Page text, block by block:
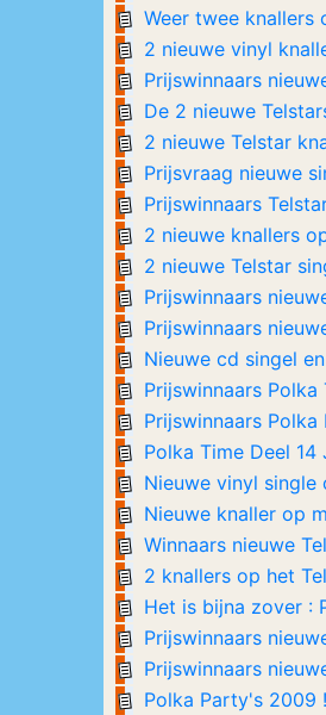
Weer twee knallers
2 nieuwe vinyl
Prijswinnaars
De 2 nieuwe
2 nieuwe Telstar
Prijsvraag nieuwe
Prijswinnaars
2 nieuwe knallers
2 nieuwe Telstar
Prijswinnaars
Prijswinnaars
Nieuwe cd singel
Prijswinnaars Polka
Prijswinnaars Polka
Polka Time Deel
Nieuwe vinyl single
Nieuwe knaller op
Winnaars nieuwe
2 knallers op het
Het is bijna zover :
Prijswinnaars
Prijswinnaars
Polka Party's 2009